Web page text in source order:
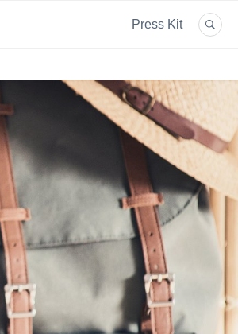
Press Kit